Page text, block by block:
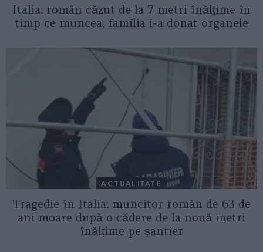
Italia: român căzut de la 7 metri înălțime în
timp ce muncea, familia i-a donat organele
ACTUALITATE
Tragedie în Italia: muncitor român de 63 de
ani moare după o cădere de la nouă metri
înălțime pe șantier